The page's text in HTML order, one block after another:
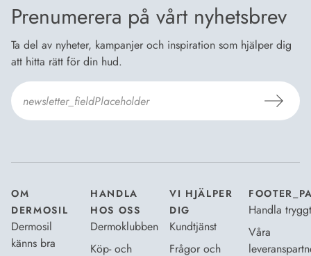
Prenumerera på vårt nyhetsbrev
Ta del av nyheter, kampanjer och inspiration som hjälper dig
att hitta rätt för din hud.
OM
DERMOSIL
Dermosil
känns bra
HANDLA
HOS OSS
Dermoklubben
Köp- och
VI HJÄLPER
DIG
Kundtjänst
Frågor och
Handla tryggt
Våra